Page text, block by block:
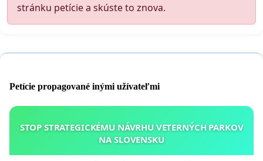
stránku petície a skúste to znova.
Petície propagované inými užívateľmi
STOP STRATEGICKÉMU NÁVRHU VETERNÝCH PARKOV
NA SLOVENSKU